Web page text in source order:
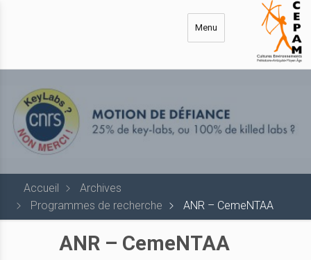
Menu
Accueil
Archives
Programmes de recherche
ANR – CemeNTAA
ANR – CemeNTAA